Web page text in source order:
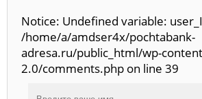
Notice: Undefined variable:
/home/a/amdser4x/pochtabank-
adresa.ru/public_html/wp-
2.0/comments.php on line 39